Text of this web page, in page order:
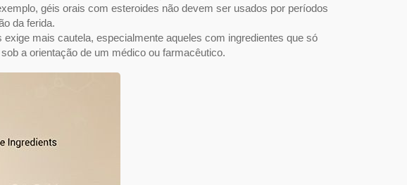
géis orais com esteroides não devem ser usados ​​por períodos
da ferida.
mais cautela, especialmente aqueles com ingredientes que só
a orientação de um médico ou farmacêutico.